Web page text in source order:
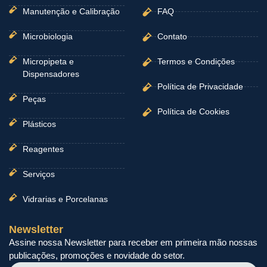
Manutenção e Calibração
Microbiologia
Micropipeta e
Dispensadores
Peças
Plásticos
Reagentes
Serviços
Vidrarias e Porcelanas
FAQ
Contato
Termos e Condições
Política de Privacidade
Política de Cookies
Newsletter
Assine nossa Newsletter para receber em primeira mão nossas
publicações, promoções e novidade do setor.